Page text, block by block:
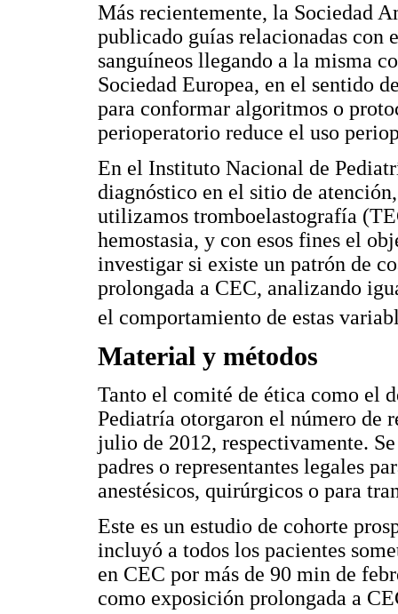
Más recientemente, la Sociedad
publicado guías relacionadas con
sanguíneos llegando a la misma
Sociedad Europea, en el sentido
para conformar algoritmos o
perioperatorio reduce el uso
En el Instituto Nacional de
diagnóstico en el sitio de
utilizamos tromboelastografía
hemostasia, y con esos fines el
investigar si existe un patrón de
prolongada a CEC, analizando
el comportamiento de estas
Material y métodos
Tanto el comité de ética como el
Pediatría otorgaron el número de
julio de 2012, respectivamente.
padres o representantes legales
anestésicos, quirúrgicos o para
Este es un estudio de cohorte
incluyó a todos los pacientes
en CEC por más de 90 min de
como exposición prolongada a